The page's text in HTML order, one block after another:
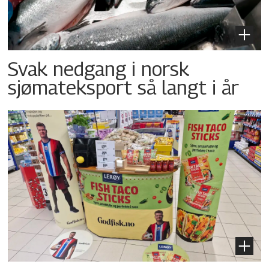
Svak nedgang i norsk
sjømateksport så langt i år